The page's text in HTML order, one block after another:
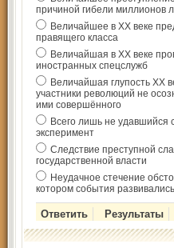
причиной гибели миллионов
Величайшее в ХХ веке
правящего класса
Величайшая в ХХ веке
иностранных спецслужб
Величайшая глупость ХХ
участники революций не
ими совершённого
Всего лишь не удавшийся
эксперимент
Следствие преступной
государственной власти
Неудачное стечение
котором события